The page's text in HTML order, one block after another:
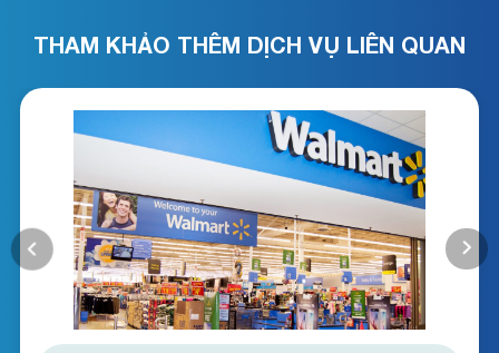
THAM KHẢO THÊM DỊCH VỤ LIÊN QUAN